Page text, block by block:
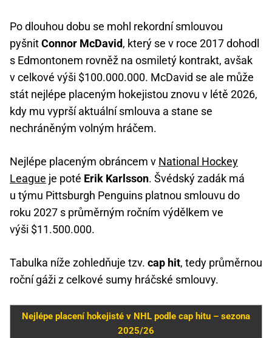
Po dlouhou dobu se mohl rekordní smlouvou
pyšnitConnor McDavid, který se v roce 2017 dohodl
s Edmontonem rovněž na osmiletý kontrakt, avšak
v celkové výši $100.000.000. McDavid se ale může
stát nejlépe placeným hokejistou znovu v létě 2026,
kdy mu vyprší aktuální smlouva a stane se
nechráněným volným hráčem.
Nejlépe placeným obráncem v National Hockey
League je poté Erik Karlsson. Švédský zadák má
u týmu Pittsburgh Penguins platnou smlouvu do
roku 2027 s průměrným ročním výdělkem ve
výši $11.500.000.
Tabulka níže zohledňuje tzv. cap hit, tedy průměrnou
roční gáži z celkové sumy hráčské smlouvy.
Nejlépe placení hokejisté v NHL podle cap hitu – sezona
2025/26